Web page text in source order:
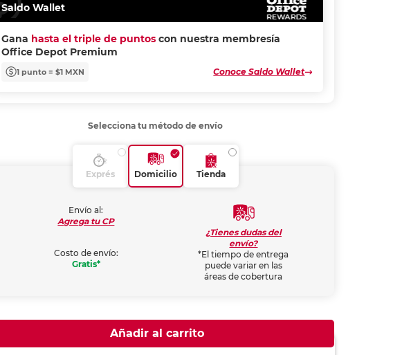
Saldo Wallet
Gana hasta el triple de puntos con nuestra membresía
Office Depot Premium
1 punto = $1 MXN Conoce Saldo Wallet
Selecciona tu método de envío
Exprés Domicilio Tienda
Envío al:
Agrega tu CP
Costo de envío:
Gratis*
¿Tienes dudas del
envío?
*El tiempo de entrega
puede variar en las
áreas de cobertura
Añadir al carrito